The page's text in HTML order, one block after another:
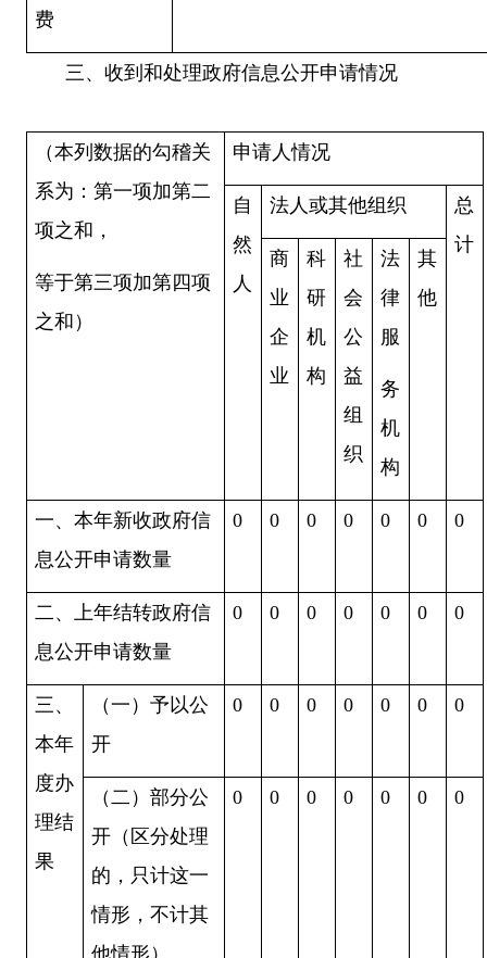
费
三、收到和处理政府信息公开申请情况
（本列数据的勾稽关
系为：第一项加第二
项之和，
等于第三项加第四项
之和）
申请人情况
自
然
人
法人或其他组织
总
计
商
业
企
业
科
研
机
构
社
会
公
益
组
织
法
律
服
务
机
构
其
他
一、本年新收政府信
息公开申请数量
0 0 0 0 0 0 0
二、上年结转政府信
息公开申请数量
0 0 0 0 0 0 0
三、
本年
度办
理结
果
（一）予以公
开
0 0 0 0 0 0 0
（二）部分公
开（区分处理
的，只计这一
情形，不计其
他情形）
0 0 0 0 0 0 0